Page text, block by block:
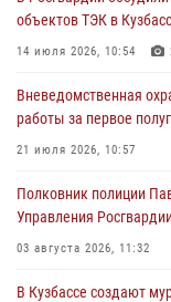
05 августа 2026, 08:50
Росгвардейцы
05 августа 2026, 08:10
Росгвардейцы в Юрге
05 августа 2026, 07:45
объектов ТЭК в
14 июля 2026, 10:54
Вневедомственная
работы за первое
21 июля 2026, 10:57
Полковник полиции
Управления
03 августа 2026, 11:32
В Кузбассе создают